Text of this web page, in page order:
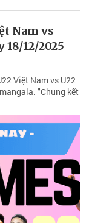
Nam vs
18/12/2025
Việt Nam vs U22
"Chung kết